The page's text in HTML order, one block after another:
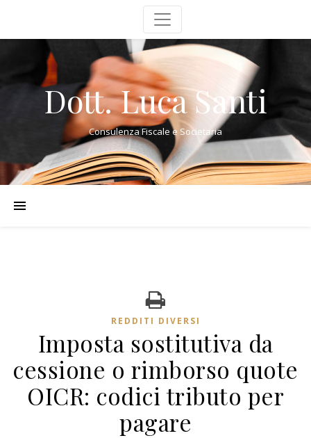
Dott. Luca Santi
Consulenza Fiscale e Societaria
REDDITI DIVERSI
Imposta sostitutiva da
cessione o rimborso quote
OICR: codici tributo per
pagare